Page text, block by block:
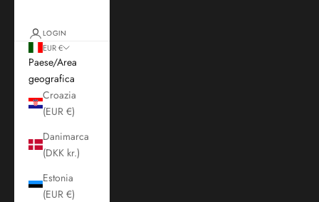
LOGIN
EUR €
Paese/Area
geografica
Croazia
(EUR €)
Danimarca
(DKK kr.)
Estonia
(EUR €)